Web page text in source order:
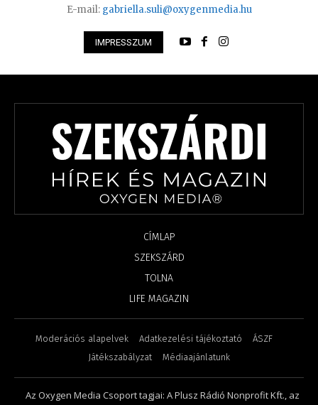
E-mail: gabriella.suli@oxygenmedia.hu
IMPRESSZUM
CÍMLAP
SZEKSZÁRD
TOLNA
LIFE MAGAZIN
Moderációs alapelvek Adatkezelési tájékoztató
ÁSZF
Játékszabályzat
Médiaajánlatunk
Az Oxygen Media Csoport tagjai: A Plusz Rádió Nonprofit Kft., az